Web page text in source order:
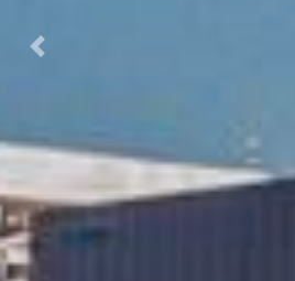
Previous